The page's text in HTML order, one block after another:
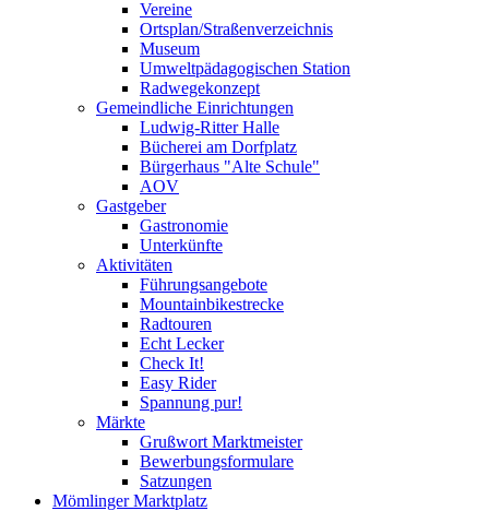
Vereine
Ortsplan/Straßenverzeichnis
Museum
Umweltpädagogischen Station
Radwegekonzept
Gemeindliche Einrichtungen
Ludwig-Ritter Halle
Bücherei am Dorfplatz
Bürgerhaus "Alte Schule"
AOV
Gastgeber
Gastronomie
Unterkünfte
Aktivitäten
Führungsangebote
Mountainbikestrecke
Radtouren
Echt Lecker
Check It!
Easy Rider
Spannung pur!
Märkte
Grußwort Marktmeister
Bewerbungsformulare
Satzungen
Mömlinger Marktplatz